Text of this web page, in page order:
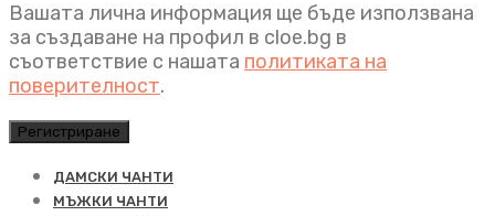
Вашата лична информация ще бъде използвана
за създаване на профил в cloe.bg в
съответствие с нашата политиката на
поверителност.
Регистриране
ДАМСКИ ЧАНТИ
МЪЖКИ ЧАНТИ